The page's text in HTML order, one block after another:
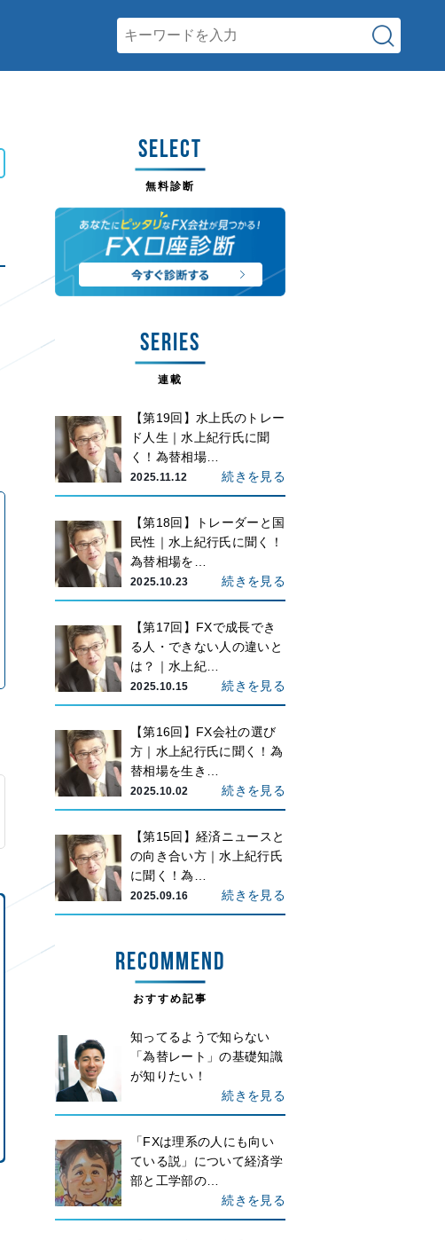
SELECT
無料診断
SERIES
連載
【第19回】水上氏のトレー
ド人生｜水上紀行氏に聞
く！為替相場…
2025.11.12 続きを見る
【第18回】トレーダーと国
民性｜水上紀行氏に聞く！
為替相場を…
2025.10.23 続きを見る
【第17回】FXで成長でき
る人・できない人の違いと
は？｜水上紀…
2025.10.15 続きを見る
【第16回】FX会社の選び
方｜水上紀行氏に聞く！為
替相場を生き…
2025.10.02 続きを見る
【第15回】経済ニュースと
の向き合い方｜水上紀行氏
に聞く！為…
2025.09.16 続きを見る
RECOMMEND
おすすめ記事
知ってるようで知らない
「為替レート」の基礎知識
が知りたい！
続きを見る
「FXは理系の人にも向い
ている説」について経済学
部と工学部の…
続きを見る